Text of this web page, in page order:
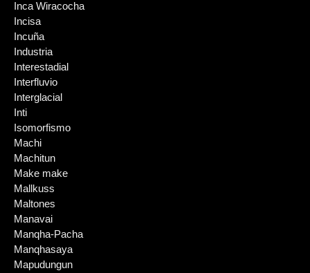
Inca Wiracocha
Incisa
Incuña
Industria
Interestadial
Interfluvio
Interglacial
Inti
Isomorfismo
Machi
Machitun
Make make
Mallkuss
Maltones
Manavai
Manqha-Pacha
Manqhasaya
Mapudungun